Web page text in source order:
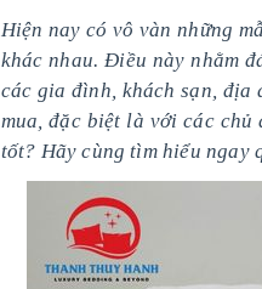
Hiện nay có vô vàn những
khác nhau. Điều này nhằm
các gia đình, khách sạn, địa
mua, đặc biệt là với các
tốt? Hãy cùng tìm hiểu ngay